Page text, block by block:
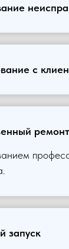
с
ремонт
запуск